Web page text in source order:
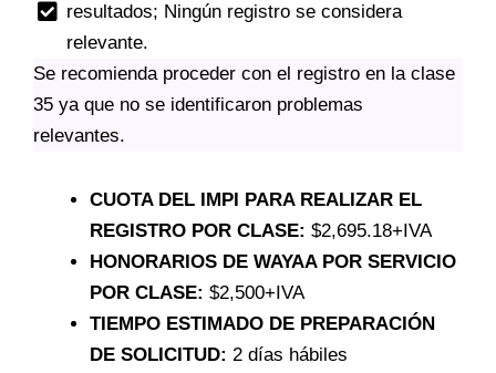
resultados; Ningún registro se considera
relevante.
Se recomienda proceder con el registro en la clase
35 ya que no se identificaron problemas
relevantes.
CUOTA DEL IMPI PARA REALIZAR EL
REGISTRO POR CLASE: $2,695.18+IVA
HONORARIOS DE WAYAA POR SERVICIO
POR CLASE: $2,500+IVA
TIEMPO ESTIMADO DE PREPARACIÓN
DE SOLICITUD: 2 días hábiles